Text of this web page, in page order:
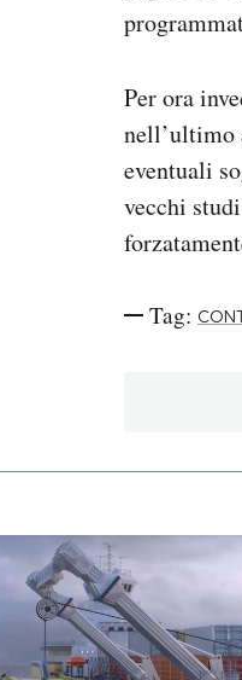
Per ora
nell’ultimo
eventuali
vecchi
Tag: